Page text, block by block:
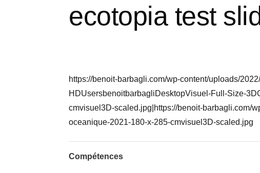
ecotopia test
https://benoit-barbagli.com/wp-content/uploads/
HDUsersbenoitbarbagliDesktopVisuel-Full-Size-
cmvisuel3D-scaled.jpg|https://benoit-barbagli.com/
oceanique-2021-180-x-285-cmvisuel3D-scaled.jpg
Compétences